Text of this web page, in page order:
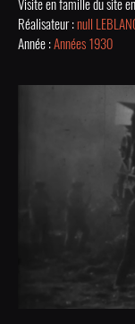
Réalisateur :null
Année :Années 1930